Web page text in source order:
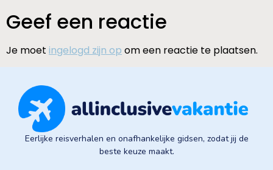
Geef een reactie
Je moet ingelogd zijn op om een reactie te plaatsen.
Eerlijke reisverhalen en onafhankelijke gidsen, zodat jij de
beste keuze maakt.